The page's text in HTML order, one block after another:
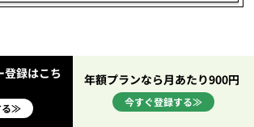
登録はこち
る≫
年額プランなら月あたり900円
今すぐ登録する≫